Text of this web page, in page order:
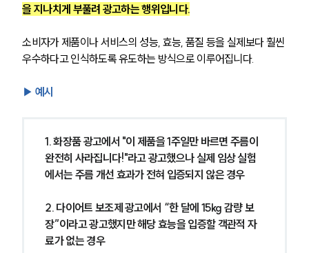
을 지나치게 부풀려 광고하는 행위입니다.
소비자가 제품이나 서비스의 성능, 효능, 품질 등을 실제보다 훨씬
우수하다고 인식하도록 유도하는 방식으로 이루어집니다.
▶ 예시
1. 화장품 광고에서 "이 제품을 1주일만 바르면 주름이
완전히 사라집니다!"라고 광고했으나 실제 임상 실험
에서는 주름 개선 효과가 전혀 입증되지 않은 경우
2. 다이어트 보조제 광고에서 “한 달에 15kg 감량 보
장”이라고 광고했지만 해당 효능을 입증할 객관적 자
료가 없는 경우